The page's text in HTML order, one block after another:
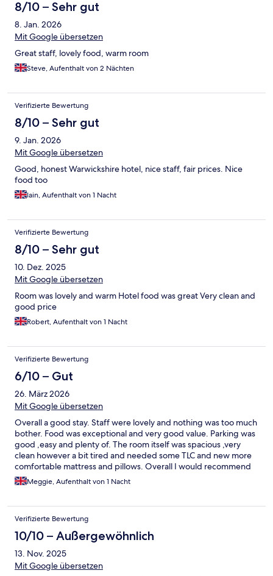
8/10 – Sehr gut
8. Jan. 2026
Mit Google übersetzen
Great staff, lovely food, warm room
Steve, Aufenthalt von 2 Nächten
Verifizierte Bewertung
8/10 – Sehr gut
9. Jan. 2026
Mit Google übersetzen
Good, honest Warwickshire hotel, nice staff, fair prices. Nice
food too
Iain, Aufenthalt von 1 Nacht
Verifizierte Bewertung
8/10 – Sehr gut
10. Dez. 2025
Mit Google übersetzen
Room was lovely and warm Hotel food was great Very clean and
good price
Robert, Aufenthalt von 1 Nacht
Verifizierte Bewertung
6/10 – Gut
26. März 2026
Mit Google übersetzen
Overall a good stay. Staff were lovely and nothing was too much
bother. Food was exceptional and very good value. Parking was
good ,easy and plenty of. The room itself was spacious ,very
clean however a bit tired and needed some TLC and new more
comfortable mattress and pillows. Overall I would recommend
this hotel.
Meggie, Aufenthalt von 1 Nacht
Verifizierte Bewertung
10/10 – Außergewöhnlich
13. Nov. 2025
Mit Google übersetzen